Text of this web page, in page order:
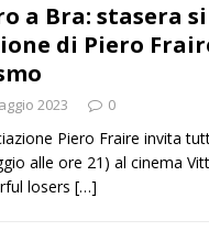
BRA
finisce con l’auto sullo
a Bra: stasera
di Piero
2023 0
Piero Fraire invita
alle ore 21) al cinema
losers […]